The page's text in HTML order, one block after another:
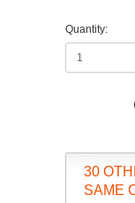
Quantity:
30
SAME